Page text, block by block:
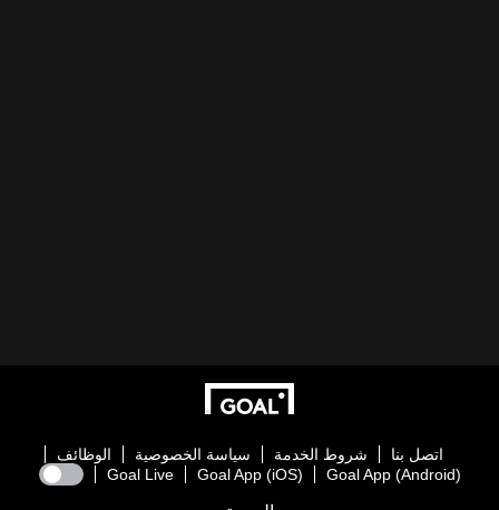
اتصل بنا شروط الخدمة سياسة الخصوصية
الوظائف
Goal App (Android)
Goal App (iOS)
Goal Live